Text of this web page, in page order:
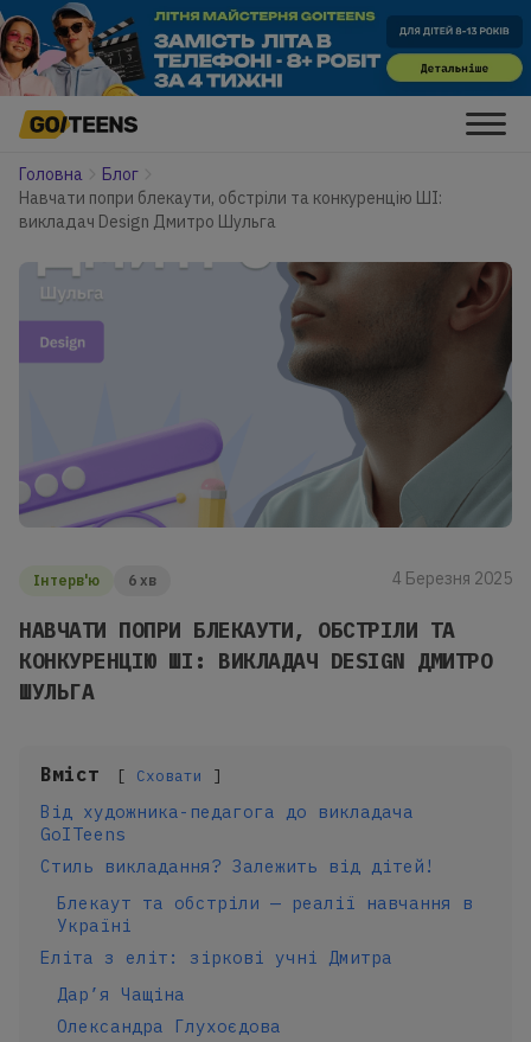
Головна
Блог
Навчати попри блекаути, обстріли та конкуренцію ШІ:
викладач Design Дмитро Шульга
Інтерв'ю 6 хв 4 Березня 2025
НАВЧАТИ ПОПРИ БЛЕКАУТИ, ОБСТРІЛИ ТА
КОНКУРЕНЦІЮ ШІ: ВИКЛАДАЧ DESIGN ДМИТРО
ШУЛЬГА
Вміст Сховати
Від художника-педагога до викладача
GoITeens
Стиль викладання? Залежить від дітей!
Блекаут та обстріли — реалії навчання в
Україні
Еліта з еліт: зіркові учні Дмитра
Дар’я Чащіна
Олександра Глухоєдова